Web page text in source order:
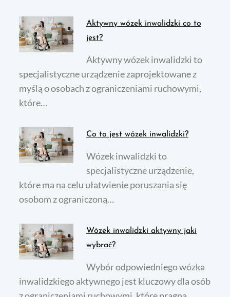
Aktywny wózek inwalidzki co to
jest?
Aktywny wózek inwalidzki to
specjalistyczne urządzenie zaprojektowane z
myślą o osobach z ograniczeniami ruchowymi,
które…
Co to jest wózek inwalidzki?
Wózek inwalidzki to
specjalistyczne urządzenie,
które ma na celu ułatwienie poruszania się
osobom z ograniczoną…
Wózek inwalidzki aktywny jaki
wybrać?
Wybór odpowiedniego wózka
inwalidzkiego aktywnego jest kluczowy dla osób